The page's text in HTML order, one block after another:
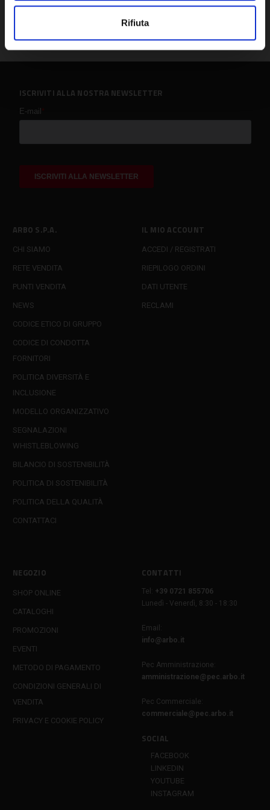
Rifiuta
ARBO S.P.A.
CHI SIAMO
RETE VENDITA
PUNTI VENDITA
NEWS
CODICE ETICO DI GRUPPO
CODICE DI CONDOTTA
FORNITORI
POLITICA DIVERSITÀ E
INCLUSIONE
MODELLO ORGANIZZATIVO
SEGNALAZIONI
WHISTLEBLOWING
BILANCIO DI SOSTENIBILITÀ
POLITICA DI SOSTENIBILITÀ
POLITICA DELLA QUALITÀ
CONTATTACI
IL MIO ACCOUNT
ACCEDI / REGISTRATI
RIEPILOGO ORDINI
DATI UTENTE
RECLAMI
NEGOZIO
SHOP ONLINE
CATALOGHI
PROMOZIONI
EVENTI
METODO DI PAGAMENTO
CONDIZIONI GENERALI DI
VENDITA
PRIVACY E COOKIE POLICY
CONTATTI
Tel:
+39 0721 855706
Lunedì - Venerdì, 8:30 - 18:30
Email:
info@arbo.it
Pec Amministrazione:
amministrazione@pec.arbo.it
Pec Commerciale:
commerciale@pec.arbo.it
SOCIAL
FACEBOOK
LINKEDIN
YOUTUBE
INSTAGRAM
ISCRIVITI ALLA NOSTRA NEWSLETTER